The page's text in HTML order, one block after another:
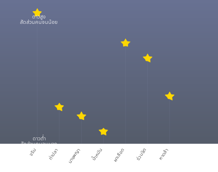
จริม ท่าปลา นางพญา น้ำหมัน ผาเลือด ร่วมจิต หาดล้า
ดาวสูง
สัดส่วนคนจนน้อย
ดาวต่ำ
สัดส่วนคนจนมาก